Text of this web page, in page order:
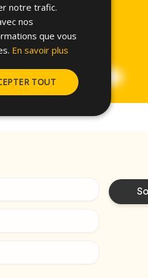
POLISH
notre trafic.
nos
que vous
En savoir plus
TOUT